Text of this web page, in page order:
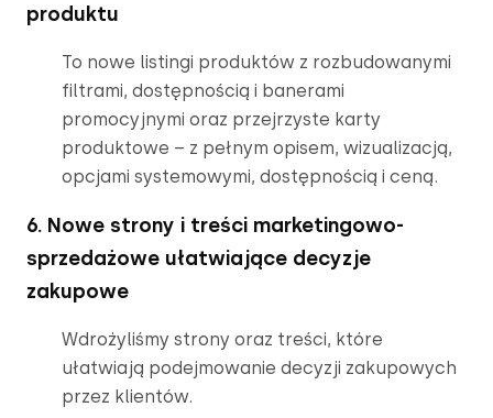
produktu
To nowe listingi produktów z rozbudowanymi
filtrami, dostępnością i banerami
promocyjnymi oraz przejrzyste karty
produktowe – z pełnym opisem, wizualizacją,
opcjami systemowymi, dostępnością i ceną.
6. Nowe strony i treści marketingowo-
sprzedażowe ułatwiające decyzje
zakupowe
Wdrożyliśmy strony oraz treści, które
ułatwiają podejmowanie decyzji zakupowych
przez klientów.